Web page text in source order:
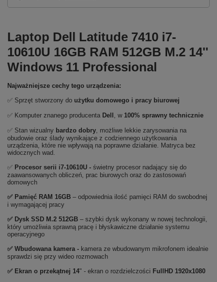
Laptop Dell Latitude 7410 i7-
10610U 16GB RAM 512GB M.2 14''
Windows 11 Professional
Najważniejsze cechy tego urządzenia:
✅ Sprzęt stworzony do użytku domowego i pracy biurowej
✅ Komputer znanego producenta Dell , w 100% sprawny technicznie
✅ Stan wizualny bardzo dobry, możliwe lekkie zarysowania na
obudowie oraz ślady wynikające z codziennego użytkowania
urządzenia, które nie wpływają na poprawne działanie. Matryca bez
widocznych wad.
✅ Procesor serii i7-10610U - świetny procesor nadający się do
zaawansowanych obliczeń, prac biurowych oraz do zastosowań
domowych
✅ Pamięć RAM 16GB – odpowiednia ilość pamięci RAM do swobodnej
i wymagającej pracy
✅ Dysk SSD M.2 512GB – szybki dysk wykonany w nowej technologii,
który umożliwia sprawną pracę i błyskawiczne działanie systemu
operacyjnego
✅ Wbudowana kamera - kamera ze wbudowanym mikrofonem idealnie
sprawdzi się przy wideo rozmowach
✅ Ekran o przekątnej 14" - ekran o rozdzielczości FullHD 1920x1080